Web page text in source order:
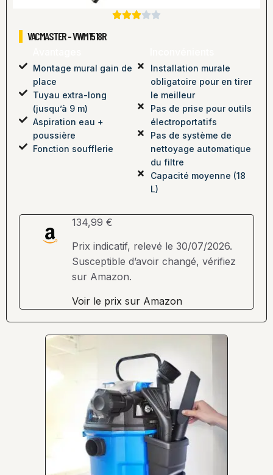
VACMASTER - VWM1518R
Montage mural gain de
place
Tuyau extra-long
(jusqu’à 9 m)
Aspiration eau +
poussière
Fonction soufflerie
Installation murale
obligatoire pour en tirer
le meilleur
Pas de prise pour outils
électroportatifs
Pas de système de
nettoyage automatique
du filtre
Capacité moyenne (18
L)
134,99 €
Prix indicatif, relevé le 30/07/2026.
Susceptible d’avoir changé, vérifiez
sur Amazon.
Voir le prix sur Amazon